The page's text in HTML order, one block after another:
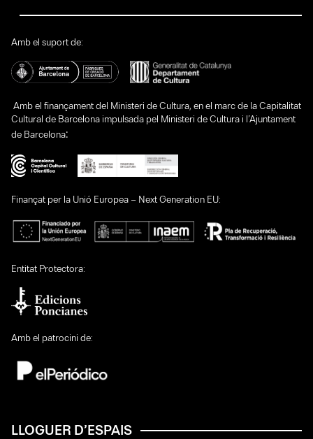
Amb el suport de:
Amb el finançament del Ministeri de Cultura, en el marc de la Capitalitat
Cultural de Barcelona impulsada pel Ministeri de Cultura i l’Ajuntament
de Barcelona:
Finançat per la Unió Europea – Next Generation EU:
Entitat Protectora:
Amb el patrocini de:
LLOGUER D’ESPAIS